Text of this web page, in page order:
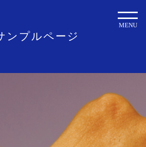
ンプルページ
MENU